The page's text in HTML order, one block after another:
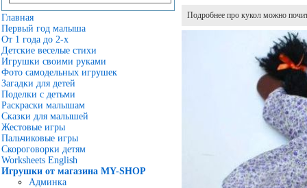
Главная
Первый год малыша
От 1 года до 2-х
Детские веселые стихи
Игрушки своими руками
Фото самодельных игрушек
Загадки для детей
Поделки с детьми
Раскраски малышам
Сказки для малышей
Жестовые игры
Пальчиковые игры
Скороговорки детям
Worksheets English
Игрушки от магазина MY-SHOP
Админка
Подробнее про кукол можно